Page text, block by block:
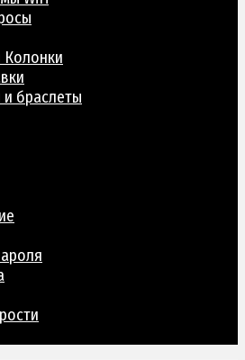
Колонки
браслеты